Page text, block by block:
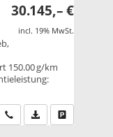
30.145,– €
incl. 19% MwSt.
150.00 g/km
Wir rufen Sie an
PDF-Datei,Drucken,